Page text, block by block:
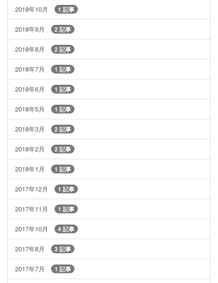
2018年10月 1 記事
2018年9月 2 記事
2018年8月 2 記事
2018年7月 1 記事
2018年6月 1 記事
2018年5月 1 記事
2018年3月 2 記事
2018年2月 2 記事
2018年1月 1 記事
2017年12月 1 記事
2017年11月 1 記事
2017年10月 4 記事
2017年8月 3 記事
2017年7月 1 記事